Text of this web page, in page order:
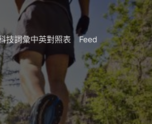
技詞彙中英對照表 Feed